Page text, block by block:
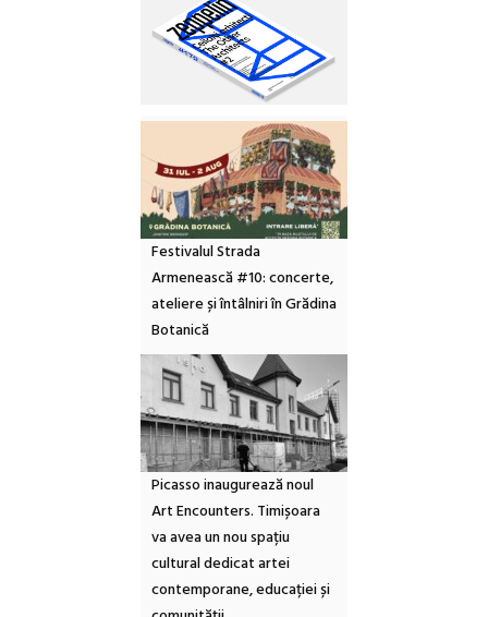
Festivalul Strada
Armenească #10: concerte,
ateliere și întâlniri în Grădina
Botanică
Picasso inaugurează noul
Art Encounters. Timișoara
va avea un nou spațiu
cultural dedicat artei
contemporane, educației și